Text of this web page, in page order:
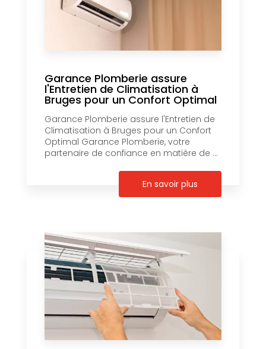
Garance Plomberie assure
l'Entretien de Climatisation à
Bruges pour un Confort Optimal
Garance Plomberie assure l'Entretien de
Climatisation à Bruges pour un Confort
Optimal Garance Plomberie, votre
partenaire de confiance en matière de ...
En savoir plus